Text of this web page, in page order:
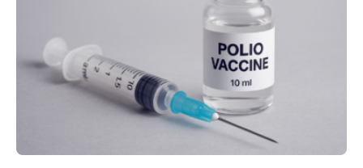
Gewebe verschonen. Forschende um Daniel Merk vom
Hertie-Institut für klinische Hirnforschung am
Universitätsklinikum Tübingen haben eine solche
Schwachstelle im Erbgut einer Untergruppe des
Medulloblastoms gefunden. Die Wilhelm Sander-
Stiftung unterstützte das Projekt…